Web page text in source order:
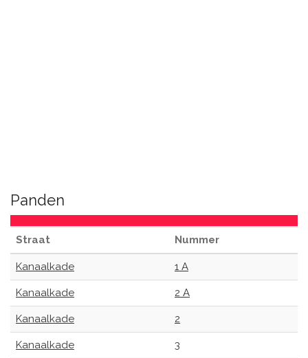
Panden
Straat Nummer
Kanaalkade 1 A
Kanaalkade 2 A
Kanaalkade 2
Kanaalkade 3